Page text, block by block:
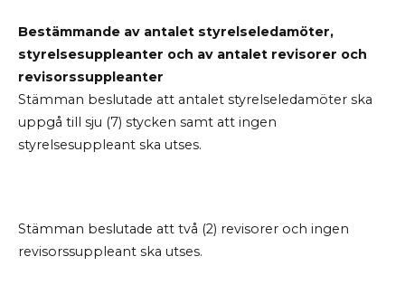
Bestämmande av antalet styrelseledamöter,
styrelsesuppleanter och av antalet revisorer och
revisorssuppleanter
Stämman beslutade att antalet styrelseledamöter ska
uppgå till sju (7) stycken samt att ingen
styrelsesuppleant ska utses.
Stämman beslutade att två (2) revisorer och ingen
revisorssuppleant ska utses.